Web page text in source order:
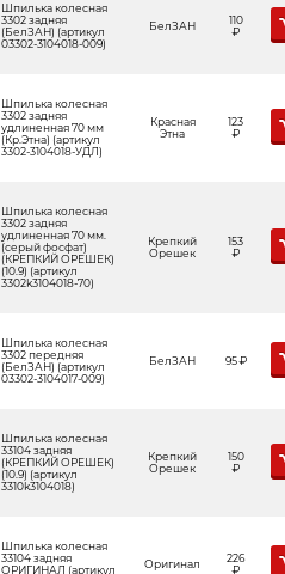
Шпилька колесная
3302 задняя
(БелЗАН) (артикул
03302-3104018-009)
БелЗАН
110
Р
Шпилька колесная
3302 задняя
удлиненная 70 мм
(Кр.Этна) (артикул
3302-3104018-УДЛ)
Красная
Этна
123
Р
Шпилька колесная
3302 задняя
удлиненная 70 мм.
(серый фосфат)
(КРЕПКИЙ ОРЕШЕК)
(10.9) (артикул
3302k3104018-70)
Крепкий
Орешек
153
Р
Шпилька колесная
3302 передняя
(БелЗАН) (артикул
03302-3104017-009)
БелЗАН 95Р
Шпилька колесная
33104 задняя
(КРЕПКИЙ ОРЕШЕК)
(10.9) (артикул
3310k3104018)
Крепкий
Орешек
150
Р
Шпилька колесная
33104 задняя
ОРИГИНАЛ (артикул
Оригинал
226
Р